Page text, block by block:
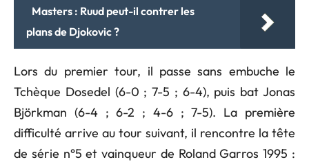
Masters : Ruud peut-il contrer les
plans de Djokovic ?
Lors du premier tour, il passe sans embuche le
Tchèque Dosedel (6-0 ; 7-5 ; 6-4), puis bat Jonas
Björkman (6-4 ; 6-2 ; 4-6 ; 7-5). La première
difficulté arrive au tour suivant, il rencontre la tête
de série n°5 et vainqueur de Roland Garros 1995 :